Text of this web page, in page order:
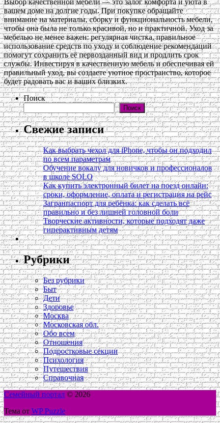
Выбор качественной мебели — это залог комфорта и уюта в
вашем доме на долгие годы. При покупке обращайте
внимание на материалы, сборку и функциональность мебели,
чтобы она была не только красивой, но и практичной. Уход за
мебелью не менее важен: регулярная чистка, правильное
использование средств по уходу и соблюдение рекомендаций
помогут сохранить её первозданный вид и продлить срок
службы. Инвестируя в качественную мебель и обеспечивая ей
правильный уход, вы создаете уютное пространство, которое
будет радовать вас и ваших близких.
Поиск
Поиск
Свежие записи
Как выбрать чехол для iPhone, чтобы он подходил
по всем параметрам
Обучение вокалу для новичков и профессионалов
в школе SOLO
Как купить электронный билет на поезд онлайн:
сроки, оформление, оплата и регистрация на рейс
Загранпаспорт для ребёнка: как сделать всё
правильно и без лишней головной боли
Творческие активности, которые подходят даже
гиперактивным детям
Рубрики
Без рубрики
Быт
Дети
Здоровье
Москва
Московская обл.
Обо всем
Отношения
Подростковые секции
Психология
Путешествия
Справочная
Семейный портал © 2026
Тема от WP Puzzle